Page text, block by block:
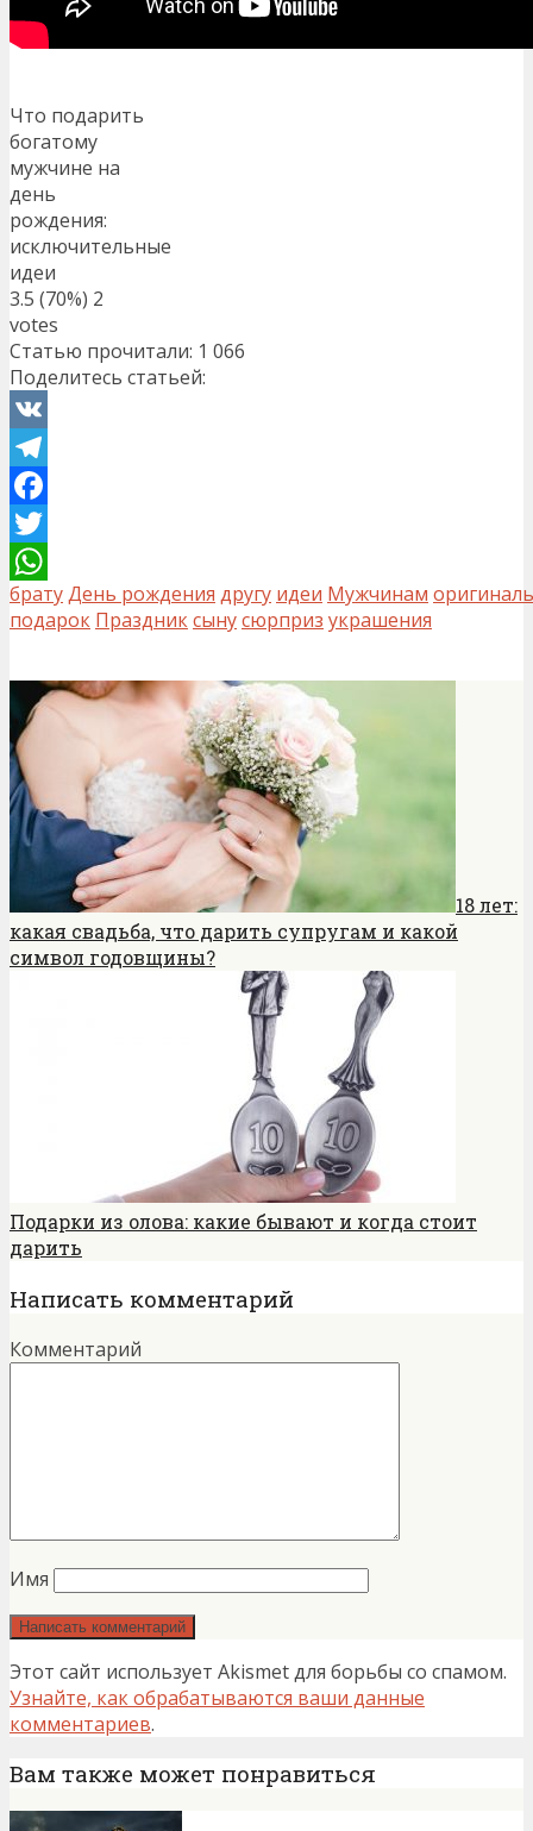
Что подарить
богатому
мужчине на
день
рождения:
исключительные
идеи
3.5 (70%) 2
votes
Статью прочитали: 1 066
Поделитесь статьей:
VK
Telegram
Facebook
Twitter
WhatsApp
братуДень рождения другу идеи Мужчинам
подарок Праздниксынусюрприз украшения
18 лет:
какая свадьба, что дарить супругам и какой
символ годовщины?
Подарки из олова: какие бывают и когда стоит
дарить
Написать комментарий
Комментарий
Имя
Этот сайт использует Akismet для борьбы со спамом.
Узнайте, как обрабатываются ваши данные
комментариев.
Вам также может понравиться